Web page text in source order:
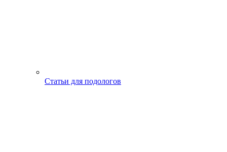
Статьи для подологов